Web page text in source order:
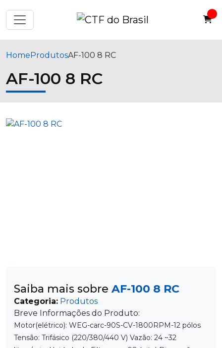
HomeProdutosAF-100 8 RC
AF-100 8 RC
Saiba mais sobre AF-100 8 RC
Categoria: Produtos
Breve Informações do Produto:
Motor(elétrico): WEG-carc-90S-CV-1800RPM-12 pólos
Tensão: Trifásico (220/380/440 V) Vazão: 24 ~32